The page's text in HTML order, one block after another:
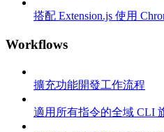
搭配 Extension.js 使用
Workflows
擴充功能開發工作流程
適用所有指令的全域 CLI